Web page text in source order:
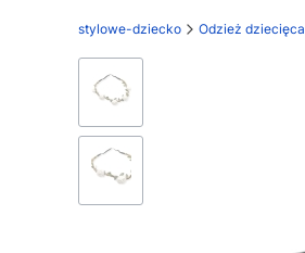
stylowe-dziecko Odzież dziecięca